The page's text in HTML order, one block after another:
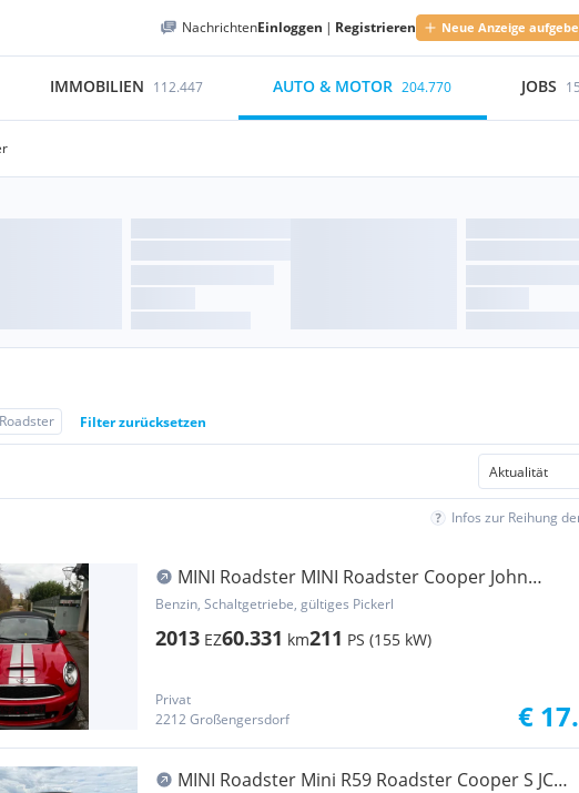
NachrichtenEinloggen | Registrieren Neue Anzeige
IMMOBILIEN 112.447 AUTO & MOTOR 204.770 JOBS
Roadster Filter zurücksetzen
Infos zur Reihung
MINI Roadster MINI Roadster Cooper John
Cooper Works
Benzin, Schaltgetriebe, gültiges Pickerl
2013 EZ60.331 km211 PS (155 kW)
Privat
2212 Großengersdorf
€
MINI Roadster Mini R59 Roadster Cooper S JCW